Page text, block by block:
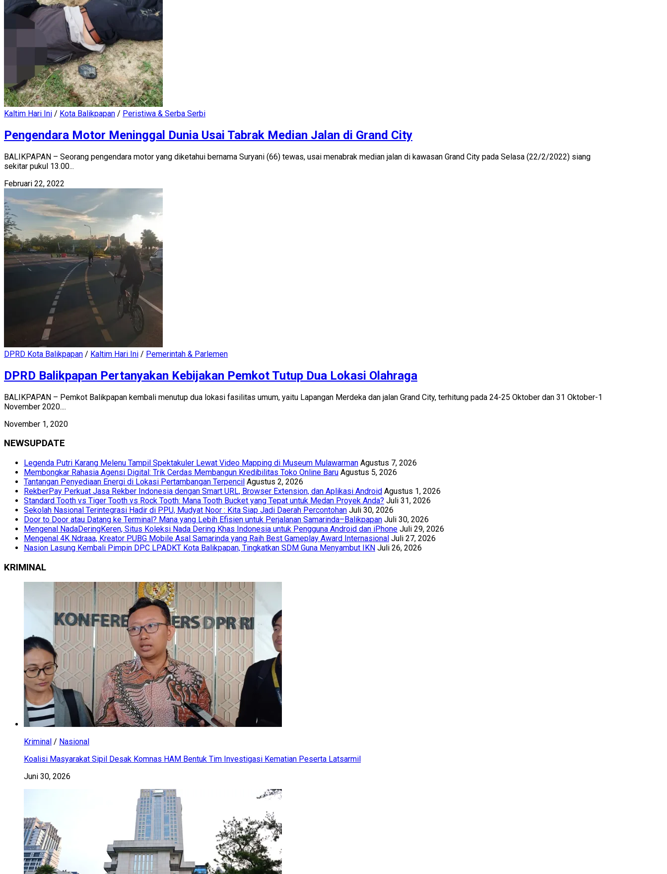
Kaltim Hari Ini / Kota Balikpapan / Peristiwa & Serba Serbi
Pengendara Motor Meninggal Dunia Usai Tabrak Median Jalan di Grand City
BALIKPAPAN – Seorang pengendara motor yang diketahui bernama Suryani (66) tewas, usai menabrak median jalan di kawasan Grand City pada Selasa (22/2/2022) siang
sekitar pukul 13.00...
Februari 22, 2022
DPRD Kota Balikpapan / Kaltim Hari Ini / Pemerintah & Parlemen
DPRD Balikpapan Pertanyakan Kebijakan Pemkot Tutup Dua Lokasi Olahraga
BALIKPAPAN – Pemkot Balikpapan kembali menutup dua lokasi fasilitas umum, yaitu Lapangan Merdeka dan jalan Grand City, terhitung pada 24-25 Oktober dan 31 Oktober-1
November 2020....
November 1, 2020
NEWSUPDATE
Legenda Putri Karang Melenu Tampil Spektakuler Lewat Video Mapping di Museum Mulawarman Agustus 7, 2026
Membongkar Rahasia Agensi Digital: Trik Cerdas Membangun Kredibilitas Toko Online Baru Agustus 5, 2026
Tantangan Penyediaan Energi di Lokasi Pertambangan Terpencil Agustus 2, 2026
RekberPay Perkuat Jasa Rekber Indonesia dengan Smart URL, Browser Extension, dan Aplikasi Android Agustus 1, 2026
Standard Tooth vs Tiger Tooth vs Rock Tooth: Mana Tooth Bucket yang Tepat untuk Medan Proyek Anda? Juli 31, 2026
Sekolah Nasional Terintegrasi Hadir di PPU, Mudyat Noor : Kita Siap Jadi Daerah Percontohan Juli 30, 2026
Door to Door atau Datang ke Terminal? Mana yang Lebih Efisien untuk Perjalanan Samarinda–Balikpapan Juli 30, 2026
Mengenal NadaDeringKeren, Situs Koleksi Nada Dering Khas Indonesia untuk Pengguna Android dan iPhone Juli 29, 2026
Mengenal 4K Ndraaa, Kreator PUBG Mobile Asal Samarinda yang Raih Best Gameplay Award Internasional Juli 27, 2026
Nasion Lasung Kembali Pimpin DPC LPADKT Kota Balikpapan, Tingkatkan SDM Guna Menyambut IKN Juli 26, 2026
KRIMINAL
Kriminal / Nasional
Koalisi Masyarakat Sipil Desak Komnas HAM Bentuk Tim Investigasi Kematian Peserta Latsarmil
Juni 30, 2026